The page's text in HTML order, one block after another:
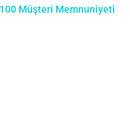
Müşteri Memnuniyeti